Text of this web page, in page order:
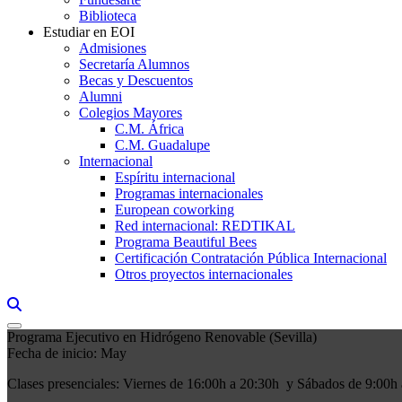
Biblioteca
Estudiar en EOI
Admisiones
Secretaría Alumnos
Becas y Descuentos
Alumni
Colegios Mayores
C.M. África
C.M. Guadalupe
Internacional
Espíritu internacional
Programas internacionales
European coworking
Red internacional: REDTIKAL
Programa Beautiful Bees
Certificación Contratación Pública Internacional
Otros proyectos internacionales
Programa Ejecutivo en Hidrógeno Renovable (Sevilla)
Fecha de inicio: May
Clases presenciales: Viernes de 16:00h a 20:30h y Sábados de 9:00h